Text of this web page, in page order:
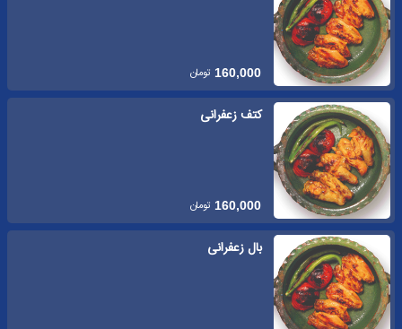
160,000 تومان
کتف زعفرانی
160,000 تومان
بال زعفرانی